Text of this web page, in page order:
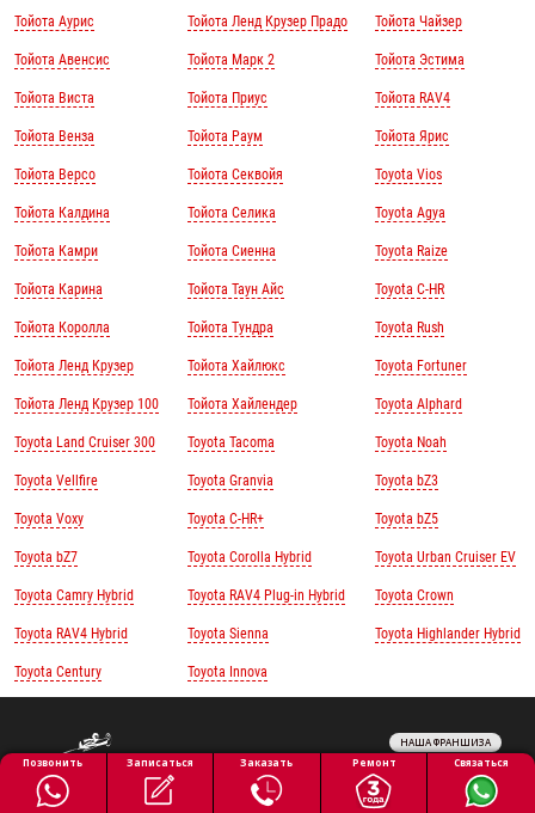
Тойота Аурис
Тойота Авенсис
Тойота Виста
Тойота Венза
Тойота Версо
Тойота Калдина
Тойота Камри
Тойота Карина
Тойота Королла
Тойота Ленд Крузер
Тойота Ленд Крузер 100
Toyota Land Cruiser 300
Toyota Vellfire
Toyota Voxy
Toyota bZ7
Toyota Camry Hybrid
Toyota RAV4 Hybrid
Toyota Century
Тойота Ленд Крузер Прадо
Тойота Марк 2
Тойота Приус
Тойота Раум
Тойота Секвойя
Тойота Селика
Тойота Сиенна
Тойота Таун Айс
Тойота Тундра
Тойота Хайлюкс
Тойота Хайлендер
Toyota Tacoma
Toyota Granvia
Toyota C-HR+
Toyota Corolla Hybrid
Toyota RAV4 Plug-in Hybrid
Toyota Sienna
Toyota Innova
Тойота Чайзер
Тойота Эстима
Тойота RAV4
Тойота Ярис
Toyota Vios
Toyota Agya
Toyota Raize
Toyota C-HR
Toyota Rush
Toyota Fortuner
Toyota Alphard
Toyota Noah
Toyota bZ3
Toyota bZ5
Toyota Urban Cruiser EV
Toyota Crown
Toyota Highlander Hybrid
НАША ФРАНШИЗА
Обработка персональных данных
Политика конфиденциальности
Полезная информация
Позвонить Записаться Заказать Ремонт Связаться